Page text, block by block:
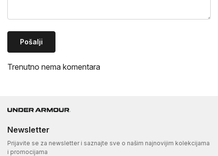
Pošalji
Trenutno nema komentara
Newsletter
Prijavite se za newsletter i saznajte sve o našim najnovijim kolekcijama
i promocijama